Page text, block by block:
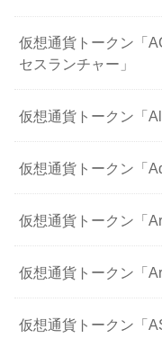
仮想通貨トークン「
セスランチャー」
仮想通貨トークン「
仮想通貨トークン「
仮想通貨トークン「
仮想通貨トークン「
仮想通貨トークン「